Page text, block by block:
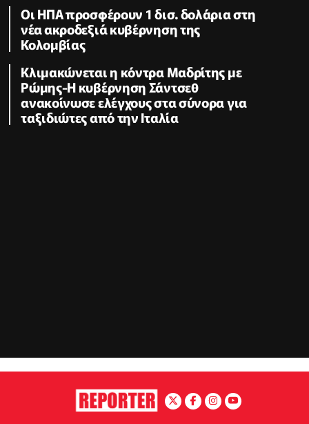
Οι ΗΠΑ προσφέρουν 1 δισ. δολάρια στη
νέα ακροδεξιά κυβέρνηση της
Κολομβίας
Κλιμακώνεται η κόντρα Μαδρίτης με
Ρώμης-Η κυβέρνηση Σάντσεθ
ανακοίνωσε ελέγχους στα σύνορα για
ταξιδιώτες από την Ιταλία